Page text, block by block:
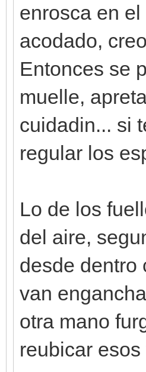
enrosca en
acodado,
Entonces se
muelle,
cuidadin... si
regular los
Lo de los
del aire,
desde dentro
van
otra mano
reubicar